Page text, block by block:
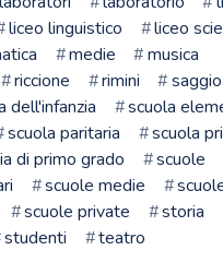
liceo linguistico
liceo
medie
musica
riccione rimini saggio
dell'infanzia
scuola
scuola paritaria
scuola
di primo grado
scuole
scuole medie
scuole private
storia
studenti teatro